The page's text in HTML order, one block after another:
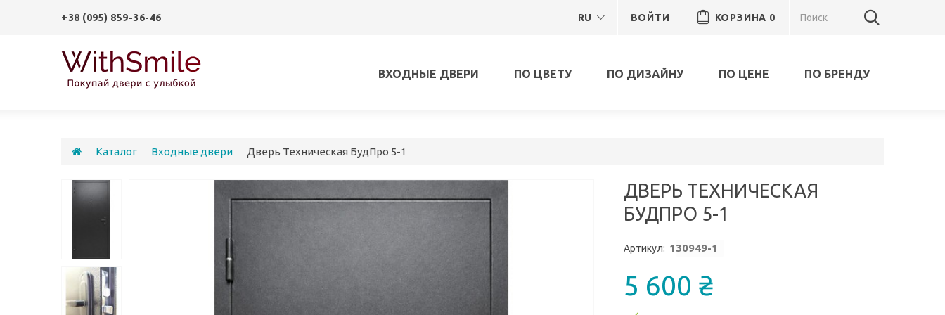
КОРЗИНА 0
ВОЙТИ
RU
+38 (095) 859-36-46
ВХОДНЫЕ ДВЕРИ ПО ЦВЕТУ ПО ДИЗАЙНУ ПО ЦЕНЕ ПО БРЕНДУ
Каталог Входные двери Дверь Техническая БудПро 5-1
ДВЕРЬ ТЕХНИЧЕСКАЯ
БУДПРО 5-1
Артикул: 130949-1
5 600 ₴